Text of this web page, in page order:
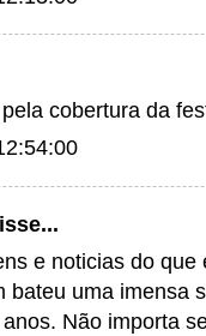
cobertura da
e noticias do
bateu uma imensa
Não importa